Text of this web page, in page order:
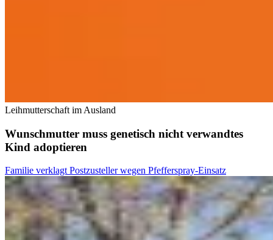
Leihmutterschaft im Ausland
Wunschmutter muss genetisch nicht verwandtes
Kind adoptieren
Familie verklagt Postzusteller wegen Pfefferspray-Einsatz